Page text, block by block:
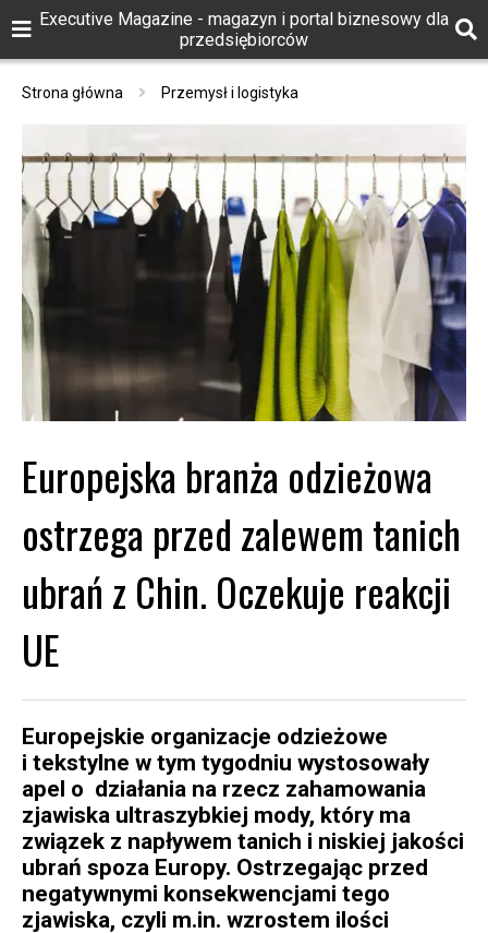
Executive Magazine - magazyn i portal biznesowy dla
przedsiębiorców
Strona główna Przemysł i logistyka
Europejska branża odzieżowa
ostrzega przed zalewem tanich
ubrań z Chin. Oczekuje reakcji
UE
Europejskie organizacje odzieżowe
i tekstylne w tym tygodniu wystosowały
apel o działania na rzecz zahamowania
zjawiska ultraszybkiej mody, który ma
związek z napływem tanich i niskiej jakości
ubrań spoza Europy. Ostrzegając przed
negatywnymi konsekwencjami tego
zjawiska, czyli m.in. wzrostem ilości